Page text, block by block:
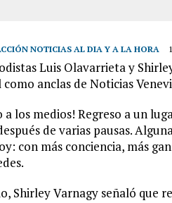
NOTICIAS AL DIA Y A LA HORA
Luis Olavarrieta y
anclas de Noticias
a los medios! Regreso a un
de varias pausas.
con más conciencia, más
Shirley Varnagy señaló que